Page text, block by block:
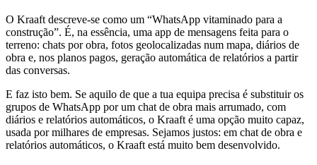
O Kraaft descreve-se como um “WhatsApp vitaminado para a
construção”. É, na essência, uma app de mensagens feita para o
terreno: chats por obra, fotos geolocalizadas num mapa, diários de
obra e, nos planos pagos, geração automática de relatórios a partir
das conversas.
E faz isto bem. Se aquilo de que a tua equipa precisa é substituir os
grupos de WhatsApp por um chat de obra mais arrumado, com
diários e relatórios automáticos, o Kraaft é uma opção muito capaz,
usada por milhares de empresas. Sejamos justos: em chat de obra e
relatórios automáticos, o Kraaft está muito bem desenvolvido.